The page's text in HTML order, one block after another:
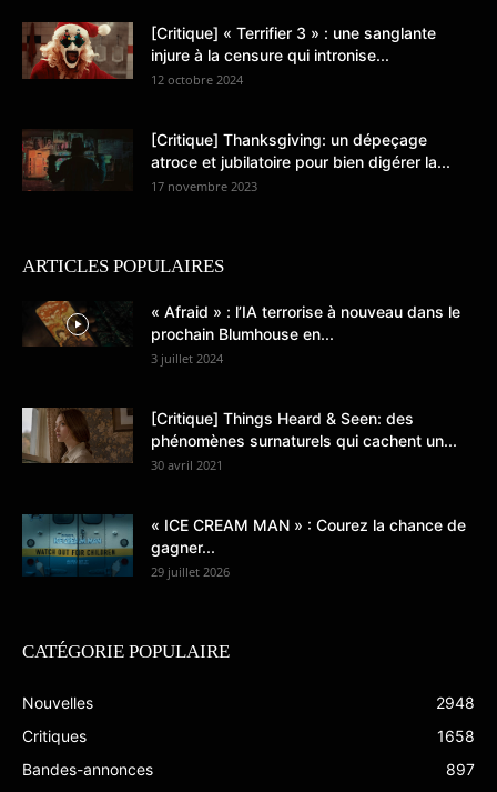
[Critique] « Terrifier 3 » : une sanglante
injure à la censure qui intronise...
12 octobre 2024
[Critique] Thanksgiving: un dépeçage
atroce et jubilatoire pour bien digérer la...
17 novembre 2023
ARTICLES POPULAIRES
« Afraid » : l’IA terrorise à nouveau dans le
prochain Blumhouse en...
3 juillet 2024
[Critique] Things Heard & Seen: des
phénomènes surnaturels qui cachent un...
30 avril 2021
« ICE CREAM MAN » : Courez la chance de
gagner...
29 juillet 2026
CATÉGORIE POPULAIRE
Nouvelles
2948
Critiques
1658
Bandes-annonces
897